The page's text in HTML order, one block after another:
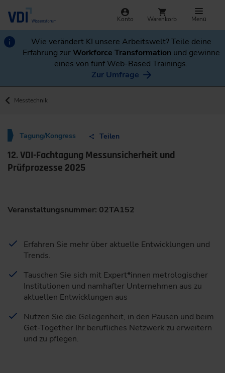
Konto Warenkorb Menü
Wie verändert KI unsere Arbeitswelt? Teile deine
Erfahrung zurWorkforce Transformation und gewinne
eines von fünf Web-Based Trainings.
Zur Umfrage
Messtechnik
Tagung/Kongress Teilen
12. VDI-Fachtagung Messunsicherheit und
Prüfprozesse 2025
Veranstaltungsnummer: 02TA152
Erfahren Sie mehr über aktuelle Entwicklungen und
Trends.
Tauschen Sie sich mit Expert*innen metrologischer
Institutionen und namhafter Unternehmen aus zu
aktuellen Entwicklungen aus
Nutzen Sie die Gelegenheit, in den Pausen und beim
Get-Together Ihr berufliches Netzwerk zu erweitern
und zu pflegen.